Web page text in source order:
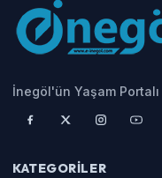
İnegöl'ün Yaşam Portalı
KATEGORILER